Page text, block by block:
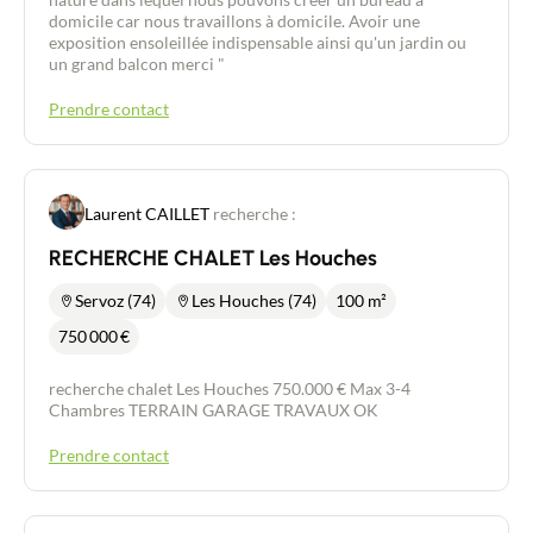
domicile car nous travaillons à domicile. Avoir une
exposition ensoleillée indispensable ainsi qu'un jardin ou
un grand balcon merci "
Prendre contact
Laurent CAILLET recherche :
RECHERCHE CHALET Les Houches
Servoz (74) Les Houches (74)
100 m²
750 000€
recherche chalet Les Houches 750.000 € Max 3-4
Chambres TERRAIN GARAGE TRAVAUX OK
Prendre contact